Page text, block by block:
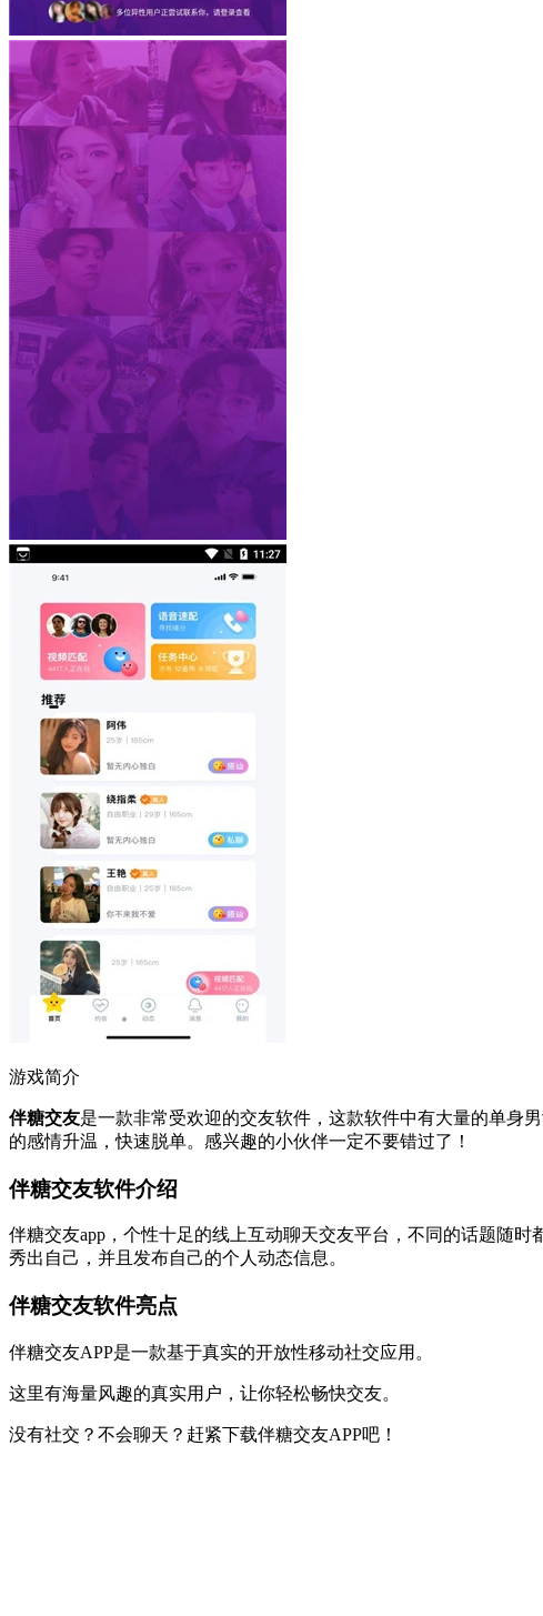
游戏简介
伴糖交友是一款非常受欢迎的交友软件，这款软件中有大量的单身
的感情升温，快速脱单。感兴趣的小伙伴一定不要错过了！
伴糖交友软件介绍
伴糖交友app，个性十足的线上互动聊天交友平台，不同的话题随
秀出自己，并且发布自己的个人动态信息。
伴糖交友软件亮点
伴糖交友APP是一款基于真实的开放性移动社交应用。
这里有海量风趣的真实用户，让你轻松畅快交友。
没有社交？不会聊天？赶紧下载伴糖交友APP吧！